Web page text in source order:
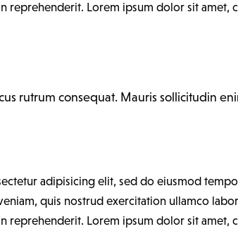
reprehenderit. Lorem ipsum dolor sit amet,
rutrum consequat. Mauris sollicitudin
adipisicing elit, sed do eiusmod
quis nostrud exercitation ullamco
reprehenderit. Lorem ipsum dolor sit amet,